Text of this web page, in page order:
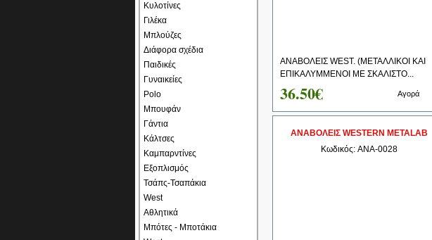
Κυλοτίνες
Γιλέκα
Μπλούζες
Διάφορα σχέδια
Παιδικές
Γυναικείες
Polo
Μπουφάν
Γάντια
Κάλτσες
Καμπαρντίνες
Εξοπλισμός
Τσάπς-Τσαπάκια
West
Αθλητικά
Μπότες - Μποτάκια
ΑΝΑΒΟΛΕΙΣ WEST. (ΜΕΤΑΛΛΙΚΟΙ ΚΑΙ
ΕΠΙΚΑΛΥΜΜΕΝΟΙ ΜΕ ΣΚΑΛΙΣΤΟ...
36.50€ Αγορά
ΑΝΑΒΟΛΕΙΣ WESTERN METALAB
Κωδικός: ANA-0028